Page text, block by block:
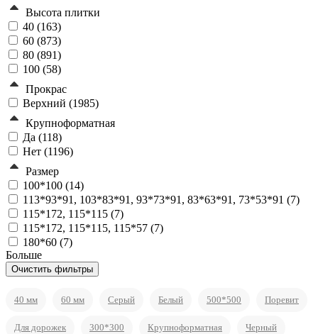
Высота плитки
40 (163)
60 (873)
80 (891)
100 (58)
Прокрас
Верхний (1985)
Крупноформатная
Да (118)
Нет (1196)
Размер
100*100 (14)
113*93*91, 103*83*91, 93*73*91, 83*63*91, 73*53*91 (7)
115*172, 115*115 (7)
115*172, 115*115, 115*57 (7)
180*60 (7)
Больше
40 мм 60 мм Серый Белый 500*500 Поревит
Для дорожек 300*300 Крупноформатная Черный